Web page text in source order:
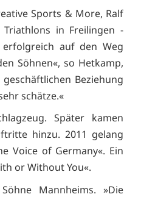
Sports & More, Ralf
in Freilingen -
auf den Weg
Söhnen«, so Hetkamp,
Beziehung
schätze.«
Später kamen
hinzu. 2011 gelang
Voice of Germany«. Ein
or Without You«.
Mannheims. »Die